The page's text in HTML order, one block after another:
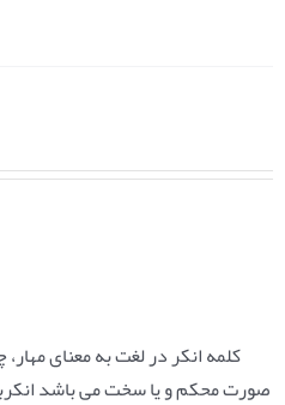
کلمه انکر در لغت به معنای
صورت محکم و یا سخت می باشد